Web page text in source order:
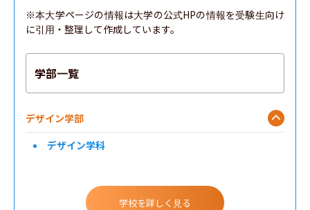
※本大学ページの情報は大学の公式HPの情報を受験生向け
に引用・整理して作成しています。
学部一覧
デザイン学部
デザイン学科
学校を詳しく見る